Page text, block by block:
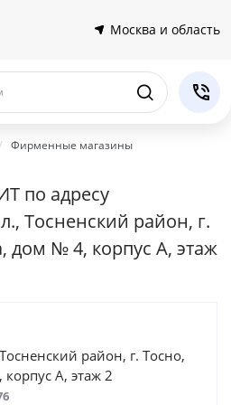
Москва и область
Фирменные магазины
по адресу
Тосненский район, г.
дом № 4, корпус А, этаж
район, г. Тосно,
А, этаж 2